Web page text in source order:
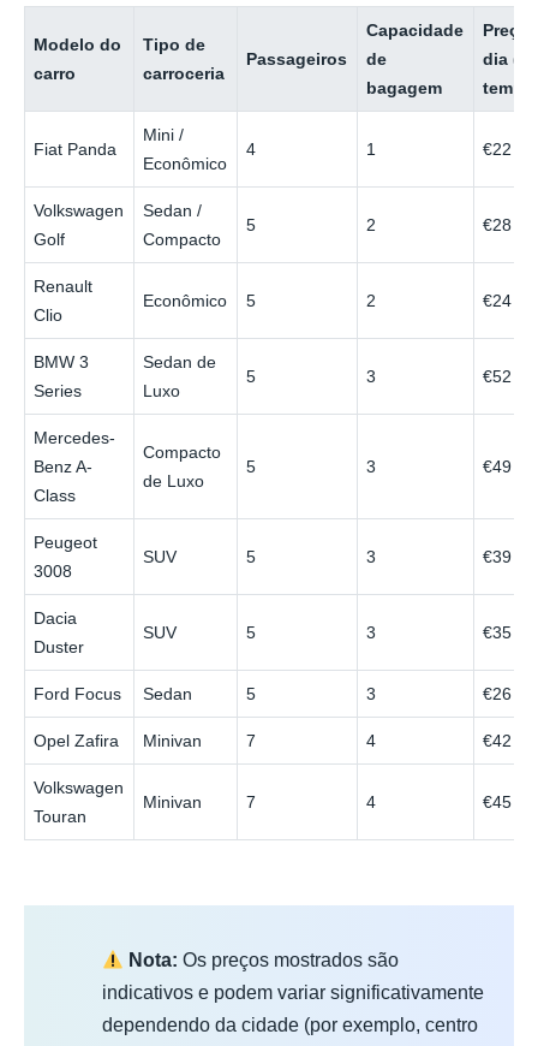
Modelo do
carro
Tipo de
carroceria
Passageiros
Capacidade
de
bagagem
Preço
dia
Fiat Panda
Mini /
Econômico
4 1 €22
Volkswagen
Golf
Sedan /
Compacto
5 2 €28
Renault
Clio
Econômico 5 2 €24
BMW 3
Series
Sedan de
Luxo
5 3 €52
Mercedes-
Benz A-
Class
Compacto
de Luxo
5 3 €49
Peugeot
3008
SUV 5 3 €39
Dacia
Duster
SUV 5 3 €35
Ford Focus Sedan 5 3 €26
Opel Zafira Minivan 7 4 €42
Volkswagen
Touran
Minivan 7 4 €45
Nota: Os preços mostrados são
indicativos e podem variar significativamente
dependendo da cidade (por exemplo, centro